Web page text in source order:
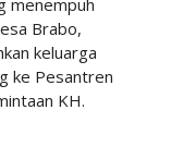
Brabo,
keluarga
ke Pesantren
KH.